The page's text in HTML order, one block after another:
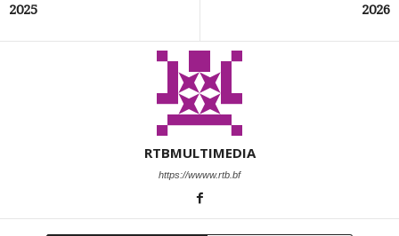
2025
2026
RTBMULTIMEDIA
https://wwww.rtb.bf